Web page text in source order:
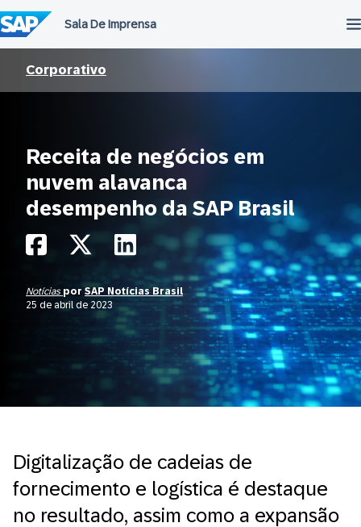
para
o
conteúdo
Corporativo
Receita de negócios em
nuvem alavanca
desempenho da SAP Brasil
Notícias por SAP Notícias Brasil
25 de abril de 2023
Digitalização de cadeias de
fornecimento e logística é destaque
no resultado, assim como a expansão